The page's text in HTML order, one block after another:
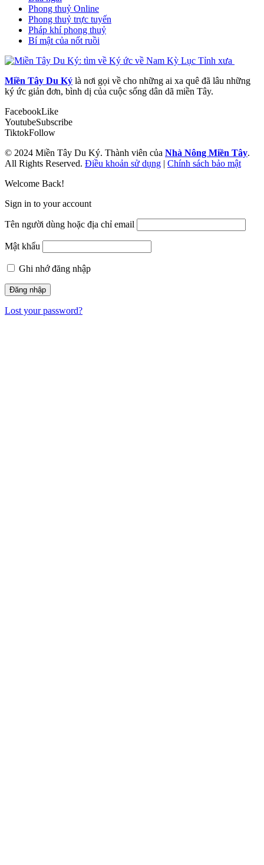
Phong thuỷ Online
Phong thuỷ trực tuyến
Pháp khí phong thuỷ
Bí mật của nốt ruồi
Miền Tây Du Ký là nơi gọi về cho những ai xa quê đã lâu những
ký ức giản đơn, bình dị của cuộc sống dân dã miền Tây.
FacebookLike
YoutubeSubscribe
TiktokFollow
© 2024 Miền Tây Du Ký. Thành viên của Nhà Nông Miền Tây.
All Rights Reserved. Điều khoản sử dụng | Chính sách bảo mật
Welcome Back!
Sign in to your account
Tên người dùng hoặc địa chỉ email
Mật khẩu
Ghi nhớ đăng nhập
Lost your password?